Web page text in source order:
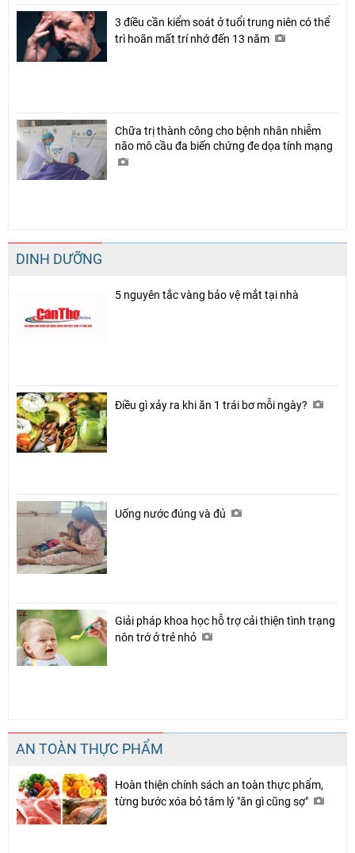
3 điều cần kiểm soát ở tuổi trung niên có thể
trì hoãn mất trí nhớ đến 13 năm
Chữa trị thành công cho bệnh nhân nhiễm
não mô cầu đa biến chứng đe dọa tính mạng
DINH DƯỠNG
5 nguyên tắc vàng bảo vệ mắt tại nhà
Điều gì xảy ra khi ăn 1 trái bơ mỗi ngày?
Uống nước đúng và đủ
Giải pháp khoa học hỗ trợ cải thiện tình trạng
nôn trớ ở trẻ nhỏ
AN TOÀN THỰC PHẨM
Hoàn thiện chính sách an toàn thực phẩm,
từng bước xóa bỏ tâm lý "ăn gì cũng sợ"